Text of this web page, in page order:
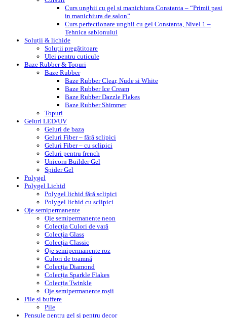
Curs unghii cu gel si manichiura Constanta – “Primii pasi
in manichiura de salon”
Curs perfectionare unghii cu gel Constanta, Nivel 1 –
Tehnica sablonului
Soluții & lichide
Soluții pregătitoare
Ulei pentru cuticule
Baze Rubber & Topuri
Baze Rubber
Baze Rubber Clear, Nude si White
Baze Rubber Ice Cream
Baze Rubber Dazzle Flakes
Baze Rubber Shimmer
Topuri
Geluri LED/UV
Geluri de baza
Geluri Fiber – fără sclipici
Geluri Fiber – cu sclipici
Geluri pentru french
Unicorn Builder Gel
Spider Gel
Polygel
Polygel Lichid
Polygel lichid fără sclipici
Polygel lichid cu sclipici
Oje semipermanente
Oje semipermanente neon
Colecția Culori de vară
Colecția Glass
Colecția Classic
Oje semipermanente roz
Culori de toamnă
Colecția Diamond
Colecția Sparkle Flakes
Colecția Twinkle
Oje semipermanente roșii
Pile și buffere
Pile
Pensule pentru gel și pentru decor